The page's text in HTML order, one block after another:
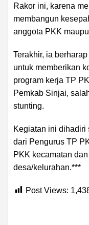
Rakor ini, karena
membangun
anggota PKK
Terakhir, ia
untuk memberikan
program kerja TP
Pemkab Sinjai,
stunting.
Kegiatan ini dihadiri
dari Pengurus TP
PKK kecamatan
desa/kelurahan.***
Post Views: